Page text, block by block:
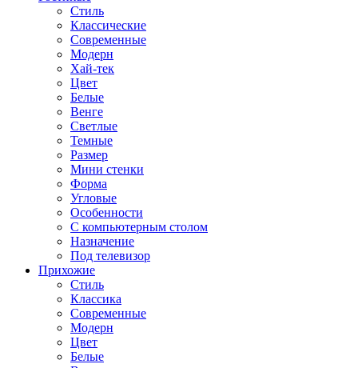
Стиль
Классические
Современные
Модерн
Хай-тек
Цвет
Белые
Венге
Светлые
Темные
Размер
Мини стенки
Форма
Угловые
Особенности
С компьютерным столом
Назначение
Под телевизор
Прихожие
Стиль
Классика
Современные
Модерн
Цвет
Белые